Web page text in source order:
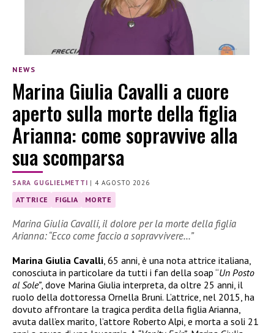
NEWS
Marina Giulia Cavalli a cuore
aperto sulla morte della figlia
Arianna: come sopravvive alla
sua scomparsa
SARA GUGLIELMETTI |4 AGOSTO 2026
ATTRICE FIGLIA MORTE
Marina Giulia Cavalli, il dolore per la morte della figlia
Arianna: “Ecco come faccio a sopravvivere…”
Marina Giulia Cavalli, 65 anni, è una nota attrice italiana,
conosciuta in particolare da tutti i fan della soap “Un Posto
al Sole”, dove Marina Giulia interpreta, da oltre 25 anni, il
ruolo della dottoressa Ornella Bruni. L’attrice, nel 2015, ha
dovuto affrontare la tragica perdita della figlia Arianna,
avuta dall’ex marito, l’attore Roberto Alpi, e morta a soli 21